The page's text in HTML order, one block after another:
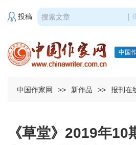
投稿
中国
中国作家网 >> 新作品 >> 报刊在
《草堂》2019年10